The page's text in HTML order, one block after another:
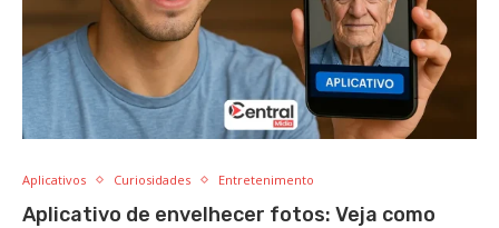
Aplicativos Curiosidades Entretenimento
Aplicativo de envelhecer fotos: Veja como